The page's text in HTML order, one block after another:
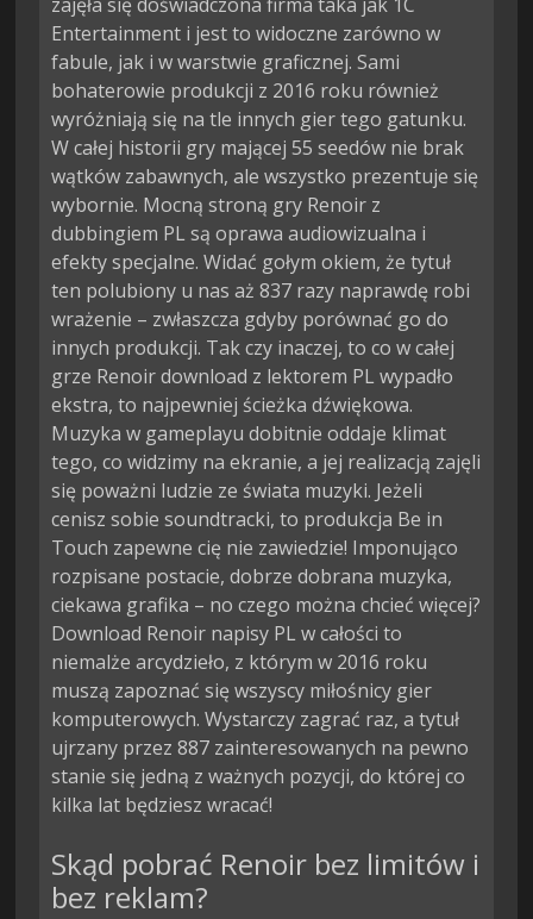
Entertainment i jest to widoczne zarówno w
fabule, jak i w warstwie graficznej. Sami
bohaterowie produkcji z 2016 roku również
wyróżniają się na tle innych gier tego gatunku.
W całej historii gry mającej 55 seedów nie brak
wątków zabawnych, ale wszystko prezentuje się
wybornie. Mocną stroną gry Renoir z
dubbingiem PL są oprawa audiowizualna i
efekty specjalne. Widać gołym okiem, że tytuł
ten polubiony u nas aż 837 razy naprawdę robi
wrażenie – zwłaszcza gdyby porównać go do
innych produkcji. Tak czy inaczej, to co w całej
grze Renoir download z lektorem PL wypadło
ekstra, to najpewniej ścieżka dźwiękowa.
Muzyka w gameplayu dobitnie oddaje klimat
tego, co widzimy na ekranie, a jej realizacją zajęli
się poważni ludzie ze świata muzyki. Jeżeli
cenisz sobie soundtracki, to produkcja Be in
Touch zapewne cię nie zawiedzie! Imponująco
rozpisane postacie, dobrze dobrana muzyka,
ciekawa grafika – no czego można chcieć więcej?
Download Renoir napisy PL w całości to
niemalże arcydzieło, z którym w 2016 roku
muszą zapoznać się wszyscy miłośnicy gier
komputerowych. Wystarczy zagrać raz, a tytuł
ujrzany przez 887 zainteresowanych na pewno
stanie się jedną z ważnych pozycji, do której co
kilka lat będziesz wracać!
Skąd pobrać Renoir bez limitów i
bez reklam?